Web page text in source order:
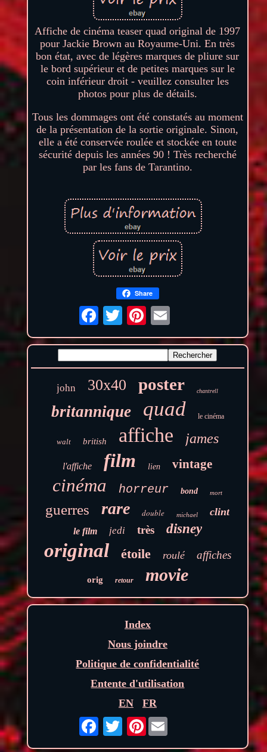
Affiche de cinéma teaser quad original de 1997
pour Jackie Brown au Royaume-Uni. En très
bon état, avec de légères marques de pliure sur
le bord supérieur et de petites marques sur le
coin inférieur droit - veuillez consulter les
photos pour plus de détails.
Tous les dommages ont été constatés au moment
de la présentation de la sortie originale. Sinon,
elle a été conservée roulée et stockée en toute
sécurité depuis les années 90 ! Très recherché
par les fans de Tarantino.
Share
john 30x40 poster chantrell
britannique quad le cinéma
walt british affiche james
l'affiche film lien vintage
cinéma horreur bond mort
guerres rare double michael clint
le film jedi très disney
original étoile roulé affiches
orig retour movie
Index
Nous joindre
Politique de confidentialité
Entente d'utilisation
EN
FR
Pinterest